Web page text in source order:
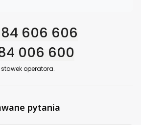
606 606
006 600
operatora.
pytania